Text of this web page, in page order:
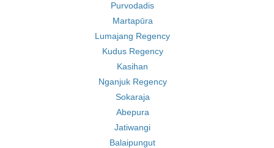
Purvodadis
Martapūra
Lumajang Regency
Kudus Regency
Kasihan
Nganjuk Regency
Sokaraja
Abepura
Jatiwangi
Balaipungut